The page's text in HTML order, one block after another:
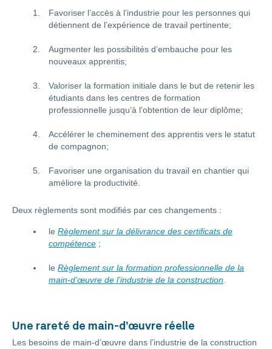
Favoriser l’accès à l’industrie pour les personnes qui
détiennent de l’expérience de travail pertinente;
Augmenter les possibilités d’embauche pour les
nouveaux apprentis;
Valoriser la formation initiale dans le but de retenir les
étudiants dans les centres de formation
professionnelle jusqu’à l’obtention de leur diplôme;
Accélérer le cheminement des apprentis vers le statut
de compagnon;
Favoriser une organisation du travail en chantier qui
améliore la productivité.
Deux règlements sont modifiés par ces changements :
le Règlement sur la délivrance des certificats de
compétence ;
le Règlement sur la formation professionnelle de la
main-d’œuvre de l’industrie de la construction
Une rareté de main-d’œuvre réelle
Les besoins de main-d’œuvre dans l’industrie de la construction